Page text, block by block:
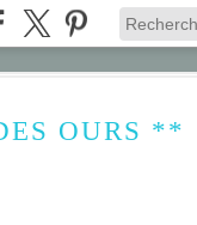
OURS **